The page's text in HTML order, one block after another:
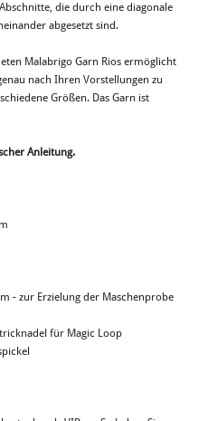
die durch eine diagonale
abgesetzt sind.
Malabrigo Garn Rios ermöglicht
nach Ihren Vorstellungen zu
Größen. Das Garn ist
Anleitung.
- zur Erzielung der Maschenprobe
für Magic Loop